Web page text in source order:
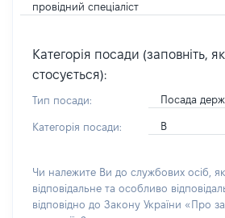
провідний спеціаліст
Категорія посади (заповніть,
стосується):
Тип посади: Посада
Категорія посади: В
Чи належите Ви до службових осіб,
відповідальне та особливо
відповідно до Закону України «Про